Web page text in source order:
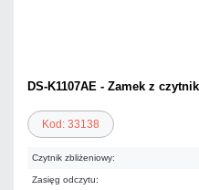
DS-K1107AE - Zamek z
Kod: 33138
Czytnik zbliżeniowy:
Zasięg odczytu: